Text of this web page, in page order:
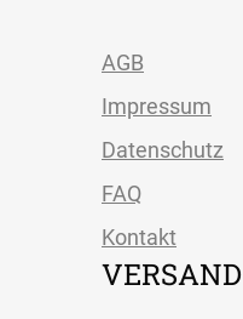
AGB
Impressum
Datenschutz
FAQ
Kontakt
VERSAND